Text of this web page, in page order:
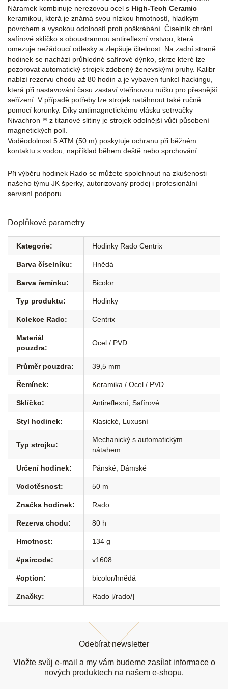
Náramek kombinuje nerezovou ocel s High-Tech Ceramic
keramikou, která je známá svou nízkou hmotností, hladkým
povrchem a vysokou odolností proti poškrábání. Číselník chrání
safírové sklíčko s oboustrannou antireflexní vrstvou, která
omezuje nežádoucí odlesky a zlepšuje čitelnost. Na zadní straně
hodinek se nachází průhledné safírové dýnko, skrze které lze
pozorovat automatický strojek zdobený ženevskými pruhy. Kalibr
nabízí rezervu chodu až 80 hodin a je vybaven funkcí hackingu,
která při nastavování času zastaví vteřinovou ručku pro přesnější
seřízení. V případě potřeby lze strojek natáhnout také ručně
pomocí korunky. Díky antimagnetickému vlásku setrvačky
Nivachron™ z titanové slitiny je strojek odolnější vůči působení
magnetických polí.
Voděodolnost 5 ATM (50 m) poskytuje ochranu při běžném
kontaktu s vodou, například během deště nebo sprchování.
Při výběru hodinek Rado se můžete spolehnout na zkušenosti
našeho týmu JK šperky, autorizovaný prodej i profesionální
servisní podporu.
Doplňkové parametry
Kategorie: Hodinky Rado Centrix
Barva číselníku: Hnědá
Barva řemínku: Bicolor
Typ produktu: Hodinky
Kolekce Rado: Centrix
Materiál
pouzdra:
Ocel / PVD
Průměr pouzdra: 39,5 mm
Řemínek: Keramika / Ocel / PVD
Sklíčko: Antireflexní Safírové
Styl hodinek: Klasické Luxusní
Typ strojku:
Mechanický s automatickým
nátahem
Určení hodinek: Pánské Dámské
Vodotěsnost: 50 m
Značka hodinek: Rado
Rezerva chodu: 80 h
Hmotnost: 134 g
#paircode: v1608
#option: bicolor/hnědá
Značky: Rado [/rado/]
Odebírat newsletter
Vložte svůj e-mail a my vám budeme zasílat informace o
nových produktech na našem e-shopu.